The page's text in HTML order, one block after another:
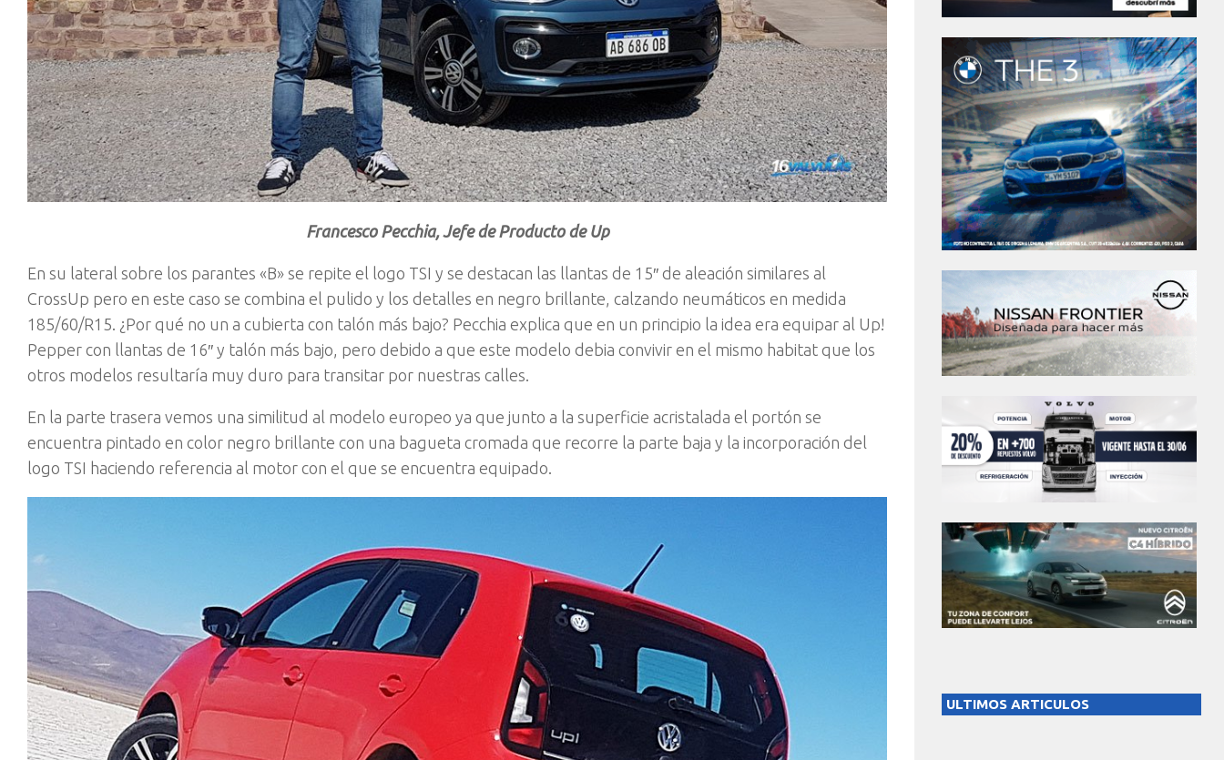
Francesco Pecchia, Jefe de Producto de Up
En su lateral sobre los parantes «B» se repite el logo TSI y se destacan las llantas de 15″ de aleación similares al
CrossUp pero en este caso se combina el pulido y los detalles en negro brillante, calzando neumáticos en medida
185/60/R15. ¿Por qué no un a cubierta con talón más bajo? Pecchia explica que en un principio la idea era equipar al Up!
Pepper con llantas de 16″ y talón más bajo, pero debido a que este modelo debia convivir en el mismo habitat que los
otros modelos resultaría muy duro para transitar por nuestras calles.
En la parte trasera vemos una similitud al modelo europeo ya que junto a la superficie acristalada el portón se
encuentra pintado en color negro brillante con una bagueta cromada que recorre la parte baja y la incorporación del
logo TSI haciendo referencia al motor con el que se encuentra equipado.
ULTIMOS ARTICULOS